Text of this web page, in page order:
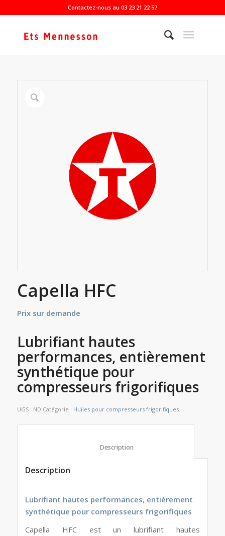
Contactez-nous au 03 23 21 22 57
Capella HFC
Prix sur demande
Lubrifiant hautes
performances, entièrement
synthétique pour
compresseurs frigorifiques
UGS : ND Catégorie : Huiles pour compresseurs frigorifiques
Description
Lubrifiant hautes performances, entièrement
synthétique pour compresseurs frigorifiques
Capella HFC est un lubrifiant hautes